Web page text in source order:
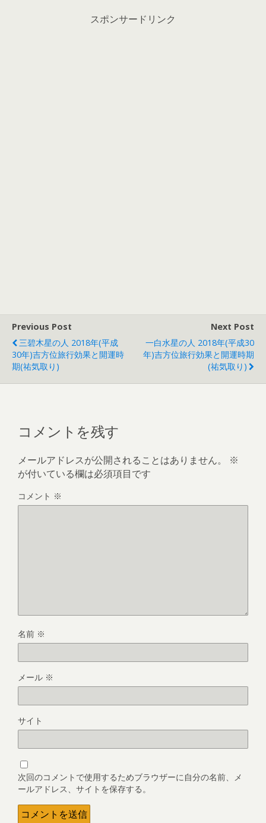
スポンサードリンク
Previous Post
三碧木星の人 2018年(平成
30年)吉方位旅行効果と開運時
期(祐気取り)
Next Post
一白水星の人 2018年(平成30
年)吉方位旅行効果と開運時期
(祐気取り)
コメントを残す
メールアドレスが公開されることはありません。
※
が付いている欄は必須項目です
コメント ※
名前 ※
メール ※
サイト
次回のコメントで使用するためブラウザーに自分の名前、メ
ールアドレス、サイトを保存する。